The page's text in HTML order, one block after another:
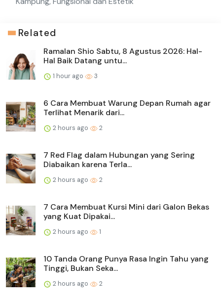
Related
Ramalan Shio Sabtu, 8 Agustus 2026: Hal-
Hal Baik Datang untu...
1 hour ago 3
6 Cara Membuat Warung Depan Rumah agar
Terlihat Menarik dari...
2 hours ago 2
7 Red Flag dalam Hubungan yang Sering
Diabaikan karena Terla...
2 hours ago 2
7 Cara Membuat Kursi Mini dari Galon Bekas
yang Kuat Dipakai...
2 hours ago 1
10 Tanda Orang Punya Rasa Ingin Tahu yang
Tinggi, Bukan Seka...
2 hours ago 2